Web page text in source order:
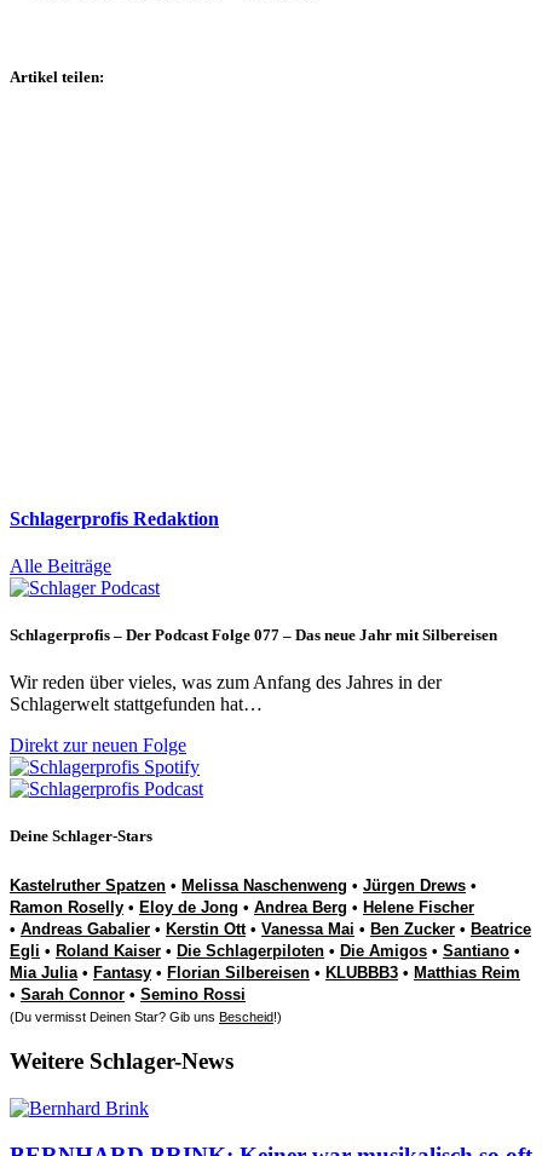
Artikel teilen:
Schlagerprofis Redaktion
Alle Beiträge
Schlagerprofis – Der Podcast Folge 077 – Das neue Jahr mit Silbereisen
Wir reden über vieles, was zum Anfang des Jahres in der
Schlagerwelt stattgefunden hat…
Direkt zur neuen Folge
Deine Schlager-Stars
Kastelruther Spatzen • Melissa Naschenweng • Jürgen Drews •
Ramon Roselly • Eloy de Jong • Andrea Berg • Helene Fischer
• Andreas Gabalier • Kerstin Ott• Vanessa Mai • Ben Zucker • Beatrice
Egli • Roland Kaiser • Die Schlagerpiloten • Die Amigos • Santiano •
Mia Julia • Fantasy • Florian Silbereisen • KLUBBB3 • Matthias Reim
• Sarah Connor • Semino Rossi
(Du vermisst Deinen Star? Gib uns Bescheid!)
Weitere Schlager-News